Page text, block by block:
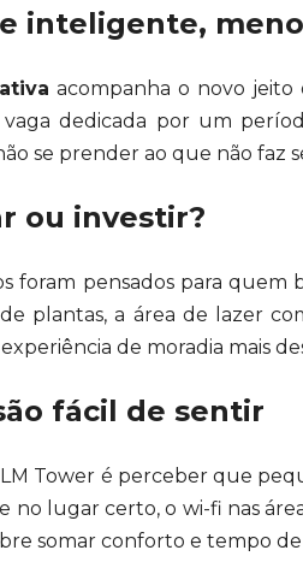
inteligente,
acompanha o novo jeito
vaga dedicada por um
se prender ao que não faz
ou investir?
foram pensados para quem
plantas, a área de lazer
de moradia mais
fácil de sentir
Tower é perceber que
no lugar certo, o wi-fi nas
somar conforto e tempo